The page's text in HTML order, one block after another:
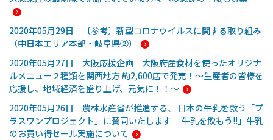
2020年05月29日 〔参考〕新型コロナウイルスに関する取り組み
（中日本エリア本部・岐阜県②）
2020年05月27日 大阪応援企画 大阪府産食材を使ったオリジナ
ルメニュー２種類を関西地方 約2,600店で発売！～生産者の皆様を
応援し、地域経済を盛り上げ、元気に！！～
2020年05月26日 農林水産省が推進する、 日本の牛乳を救う「プ
ラスワンプロジェクト」に賛同いたします 「牛乳を飲もう!!」牛乳
のお買い得セール実施について